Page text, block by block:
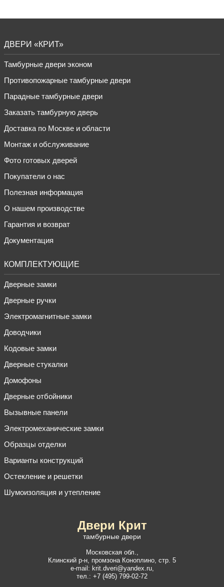
Двери Крит
тамбурные двери
Московская обл.,
Клинский р-н, промзона Коноплино, стр. 5
e-mail: krit.dveri@yandex.ru,
тел.: +7 (495) 799-02-72
ДВЕРИ «КРИТ»
Тамбурные двери эконом
Противопожарные тамбурные двери
Парадные тамбурные двери
Заказать тамбурную дверь
Доставка по Москве и области
Монтаж и обслуживание
Фото готовых дверей
Покупатели о нас
Полезная информация
О нашем производстве
Гарантия и возврат
Документация
КОМПЛЕКТУЮЩИЕ
Дверные замки
Дверные ручки
Электромагнитные замки
Доводчики
Кодовые замки
Дверные стукалки
Домофоны
Дверные отбойники
Вызывные панели
Электромеханические замки
Образцы отделки
Варианты конструкций
Остекление и решетки
Шумоизоляция и утепление